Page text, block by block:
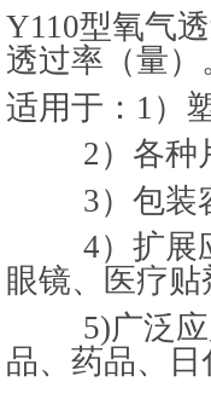
Y110型氧气
透过率（量）
适用于： 1）
2）各种
3）包装
4）扩展
眼镜、医疗贴
5)广泛
品、药品、